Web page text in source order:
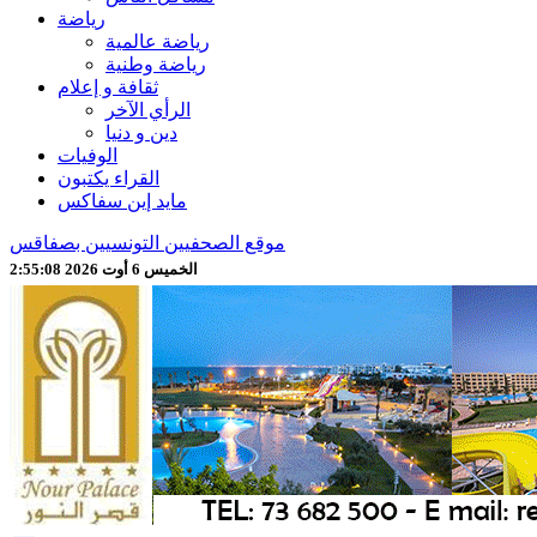
رياضة
رياضة عالمية
رياضة وطنية
ثقافة و إعلام
الرأي الآخر
دين و دنيا
الوفيات
القراء يكتبون
مايد إين سفاكس
موقع الصحفيين التونسيين بصفاقس
الخميس 6 أوت 2026 2:55:10